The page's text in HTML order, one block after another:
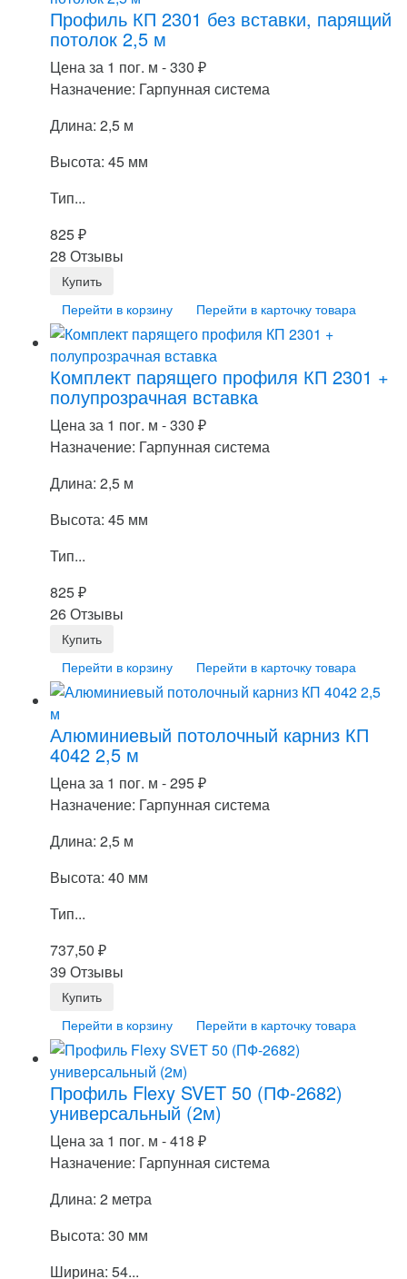
Профиль КП 2301 без вставки, парящий
потолок 2,5 м
Цена за 1 пог. м -330 ₽
Назначение: Гарпунная система
Длина: 2,5 м
Высота: 45 мм
Тип...
825₽
28 Отзывы
Перейти в корзину Перейти в карточку товара
Комплект парящего профиля КП 2301 +
полупрозрачная вставка
Цена за 1 пог. м -330 ₽
Назначение: Гарпунная система
Длина: 2,5 м
Высота: 45 мм
Тип...
825₽
26 Отзывы
Перейти в корзину Перейти в карточку товара
Алюминиевый потолочный карниз КП
4042 2,5 м
Цена за 1 пог. м -295₽
Назначение: Гарпунная система
Длина: 2,5 м
Высота: 40 мм
Тип...
737,50 ₽
39 Отзывы
Перейти в корзину Перейти в карточку товара
Профиль Flexy SVET 50 (ПФ-2682)
универсальный (2м)
Цена за 1 пог. м -418 ₽
Назначение: Гарпунная система
Длина: 2 метра
Высота: 30 мм
Ширина: 54...